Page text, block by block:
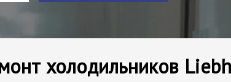
холодильников